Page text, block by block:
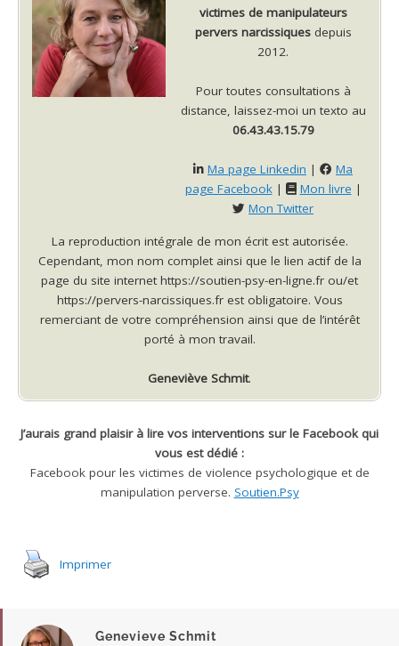
victimes de manipulateurs
pervers narcissiquesdepuis
2012.
Pour toutes consultations à
distance, laissez-moi un texto au
06.43.43.15.79
Ma page Linkedin |
Ma
page Facebook| Mon livre |
Mon Twitter
La reproduction intégrale de mon écrit est autorisée.
Cependant, mon nom complet ainsi que le lien actif de la
page du site internet https://soutien-psy-en-ligne.fr ou/et
https://pervers-narcissiques.fr est obligatoire. Vous
remerciant de votre compréhension ainsi que de l’intérêt
porté à mon travail.
Geneviève Schmit.
J’aurais grand plaisir à lire vos interventions sur le Facebook qui
vous est dédié :
Facebook pour les victimes de violence psychologique et de
manipulation perverse. Soutien.Psy
Imprimer
Genevieve Schmit